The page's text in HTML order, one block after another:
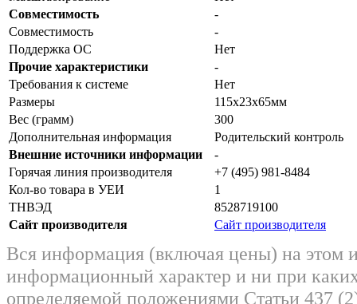
Совместимость
-
Совместимость
-
Поддержка ОС
Нет
Прочие характеристики
-
Требования к системе
Нет
Размеры
115x23x65мм
Вес (грамм)
300
Дополнительная информация
Родительский контроль
Внешние источники информации
-
Горячая линия производителя
+7 (495) 981-8484
Кол-во товара в УЕИ
1
ТНВЭД
8528719100
Сайт производителя
Сайт производителя
Вся информация (включая цены) на этом
информационный характер и ни при
определяемой положениями Статьи 437